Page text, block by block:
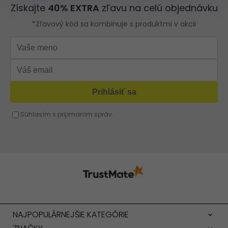
nájdete elegantné kožené peňaženky v mnohých veľkostiach, farbách a štýloch.
Uprednostňujete verziu so zipsom, s ušným drôtom alebo so západkou? Hľadáte
model s množstvom slotov na karty? Na stránke PaniKabelkova.sk nie je nič
nemožné. Ak to chcete zistiť, stačí listovať v katalógu. Úlohu si môžete uľahčiť
peňaženky v našej ponuke pochádzajú od spoľahlivých výrobcov. Jedná sa o
moderných žien, ktoré vedia, čo chcú. Dôverujte našim skúsenostiam a siahnite
peňaženiek (kože), nemožno nespomenúť ešte jeden faktor ovplyvňujúci ich
obľúbenosť - nízku cenu. Lacné dámske peňaženky z našej ponuky sú najlepším
dôkazom toho, že nekompromisný štandard a atraktívna cena môžu ísť ruka v
ruke.
Aj napriek meniacej sa móde sú dámske kožené peňaženky stále módnym
doplnkom, ktorý najelegantnejšie dámy hrdo nosia v kabelkách . A niet divu -
vytiahnuť z kabelky, otvoriť a zavrieť. Navyše pri nosení peňaženky v kabelke
alebo batohu nie je ťažké ju poškriabať alebo poškodiť. Výberom modelu z kože si
NAJPOPULÁRNEJŠIE KATEGÓRIE